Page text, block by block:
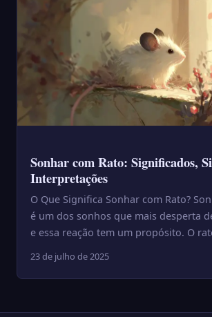
Sonhar com Rato: Significados,
Interpretações
O Que Significa Sonhar com Rato?
é um dos sonhos que mais desperta
e essa reação tem um propósito. O
23 de julho de 2025